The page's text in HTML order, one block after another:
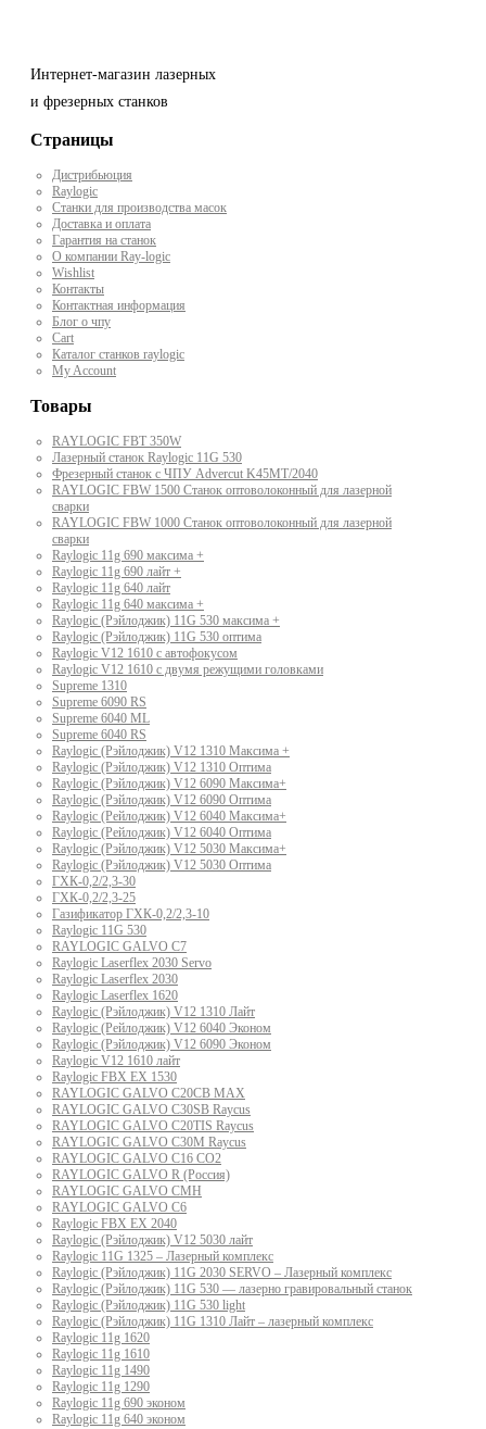
Интернет-магазин лазерных
и фрезерных станков
Страницы
Дистрибьюция
Raylogic
Станки для производства масок
Доставка и оплата
Гарантия на станок
О компании Ray-logic
Wishlist
Контакты
Контактная информация
Блог о чпу
Cart
Каталог станков raylogic
My Account
Товары
RAYLOGIC FBT 350W
Лазерный станок Raylogic 11G 530
Фрезерный станок с ЧПУ Advercut K45MT/2040
RAYLOGIC FBW 1500 Станок оптоволоконный для лазерной
сварки
RAYLOGIC FBW 1000 Станок оптоволоконный для лазерной
сварки
Raylogic 11g 690 максима +
Raylogic 11g 690 лайт +
Raylogic 11g 640 лайт
Raylogic 11g 640 максима +
Raylogic (Рэйлоджик) 11G 530 максима +
Raylogic (Рэйлоджик) 11G 530 оптима
Raylogic V12 1610 с автофокусом
Raylogic V12 1610 с двумя режущими головками
Supreme 1310
Supreme 6090 RS
Supreme 6040 ML
Supreme 6040 RS
Raylogic (Рэйлоджик) V12 1310 Максима +
Raylogic (Рэйлоджик) V12 1310 Оптима
Raylogic (Рэйлоджик) V12 6090 Максима+
Raylogic (Рэйлоджик) V12 6090 Оптима
Raylogic (Рейлоджик) V12 6040 Максима+
Raylogic (Рейлоджик) V12 6040 Оптима
Raylogic (Рэйлоджик) V12 5030 Максима+
Raylogic (Рэйлоджик) V12 5030 Оптима
ГХК-0,2/2,3-30
ГХК-0,2/2,3-25
Газификатор ГХК-0,2/2,3-10
Raylogic 11G 530
RAYLOGIC GALVO С7
Raylogic Laserflex 2030 Servo
Raylogic Laserflex 2030
Raylogic Laserflex 1620
Raylogic (Рэйлоджик) V12 1310 Лайт
Raylogic (Рейлоджик) V12 6040 Эконом
Raylogic (Рэйлоджик) V12 6090 Эконом
Raylogic V12 1610 лайт
Raylogic FBX EX 1530
RAYLOGIC GALVO С20CB MAX
RAYLOGIC GALVO С30SB Raycus
RAYLOGIC GALVO C20TIS Raycus
RAYLOGIC GALVO С30M Raycus
RAYLOGIC GALVO С16 CO2
RAYLOGIC GALVO R (Россия)
RAYLOGIC GALVO CMH
RAYLOGIC GALVO С6
Raylogic FBX EX 2040
Raylogic (Рэйлоджик) V12 5030 лайт
Raylogic 11G 1325 – Лазерный комплекс
Raylogic (Рэйлоджик) 11G 2030 SERVO – Лазерный комплекс
Raylogic (Рэйлоджик) 11G 530 — лазерно гравировальный станок
Raylogic (Рэйлоджик) 11G 530 light
Raylogic (Рэйлоджик) 11G 1310 Лайт – лазерный комплекс
Raylogic 11g 1620
Raylogic 11g 1610
Raylogic 11g 1490
Raylogic 11g 1290
Raylogic 11g 690 эконом
Raylogic 11g 640 эконом